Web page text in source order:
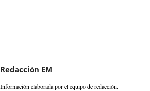
Redacción EM
Información elaborada por el equipo de redacción.